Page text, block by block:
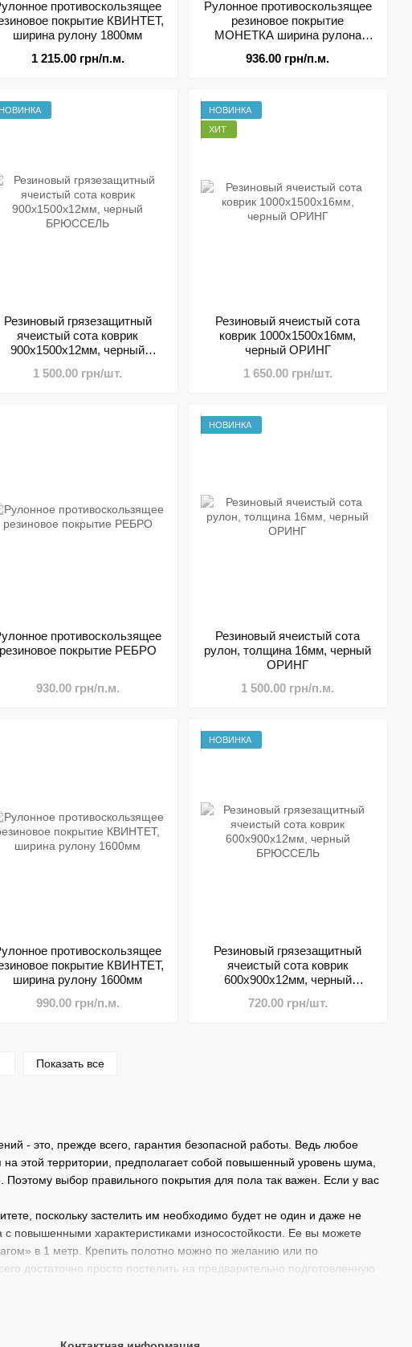
- это, прежде всего, гарантия безопасной работы. Ведь любое
на этой территории, предполагает собой повышенный уровень шума,
Поэтому выбор правильного покрытия для пола так важен. Если у вас
поскольку застелить им необходимо будет не один и даже не
повышенными характеристиками износостойкости. Ее вы можете
в 1 метр. Крепить полотно можно по желанию или по
достаточно просто постелить на предварительно подготовленную
эффектом и способны длительное время «держаться» на основе.
противоскользящее
покрытие КВИНТЕТ,
ширина рулону 1800мм
1 215.00 грн/п.м.
Рулонное противоскользящее
резиновое покрытие
МОНЕТКА ширина рулона
936.00 грн/п.м.
НОВИНКА
Резиновый грязезащитный
ячеистый сота коврик
900х1500х12мм, черный
1 500.00 грн/шт.
НОВИНКА
ХИТ
Резиновый ячеистый сота
коврик 1000х1500х16мм,
черный ОРИНГ
1 650.00 грн/шт.
противоскользящее
резиновое покрытие РЕБРО
930.00 грн/п.м.
НОВИНКА
Резиновый ячеистый сота
рулон, толщина 16мм, черный
ОРИНГ
1 500.00 грн/п.м.
противоскользящее
покрытие КВИНТЕТ,
ширина рулону 1600мм
990.00 грн/п.м.
НОВИНКА
Резиновый грязезащитный
ячеистый сота коврик
600х900х12мм, черный
720.00 грн/шт.
Показать все